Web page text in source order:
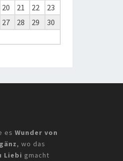
20 21 22
23
27 28 29
30
es Wunder von
, wo das
Liebi gmacht